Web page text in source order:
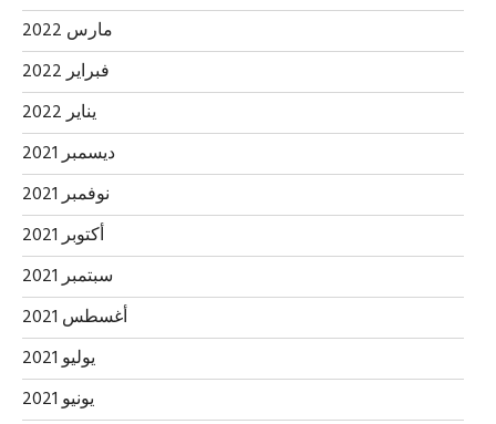
مارس 2022
فبراير 2022
يناير 2022
ديسمبر 2021
نوفمبر 2021
أكتوبر 2021
سبتمبر 2021
أغسطس 2021
يوليو 2021
يونيو 2021